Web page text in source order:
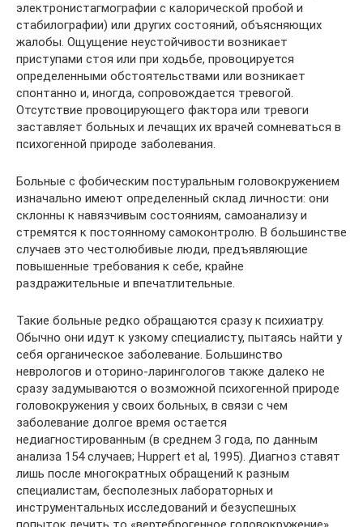
электронистагмографии с калорической пробой и
стабилографии) или других состояний, объясняющих
жало­бы. Ощущение неустойчивости возникает
приступами стоя или при ходьбе, провоцируется
определенными обстоятельст­вами или возникает
спонтанно и, иногда, сопровождается тревогой.
Отсутствие провоцирующего фактора или тревоги
заставляет больных и лечащих их врачей сомневаться в
психо­генной природе заболевания.
Больные с фобическим постуральным головокружением
изначально имеют определенный склад личности: они
склон­ны к навязчивым состояниям, самоанализу и
стремятся к по­стоянному самоконтролю. В большинстве
случаев это често­любивые люди, предъявляющие
повышенные требования к себе, крайне
раздражительные и впечатлительные.
Такие больные редко обращаются сразу к психиатру.
Обычно они идут к узкому специалисту, пытаясь найти у
себя органическое заболевание. Большинство
неврологов и оторино-ларингологов также далеко не
сразу задумываются о возможной психогенной природе
головокружения у своих больных, в связи с чем
заболевание долгое время остается
недиагностированным (в среднем 3 года, по данным
анализа 154 случаев; Huppert et al, 1995). Диагноз ставят
лишь после многократных обращений к разным
специалистам, бесполезных лабораторных и
инструментальных исследований и безуспешных